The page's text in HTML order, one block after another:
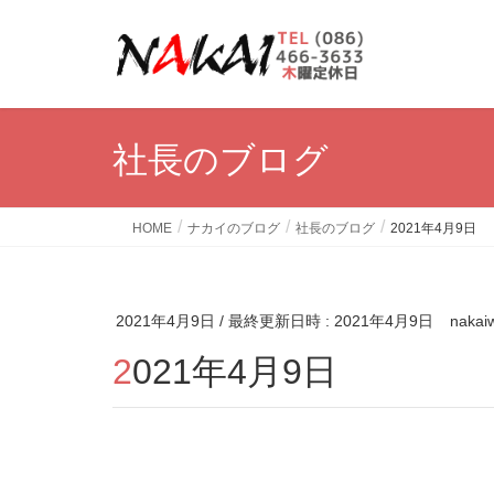
社長のブログ
HOME ナカイのブログ 社長のブログ 2021年4月9日
2021年4月9日 / 最終更新日時 : 2021年4月9日
2021年4月9日